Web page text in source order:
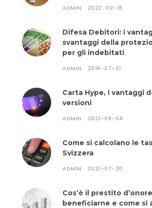
ADMIN 2022-02-18
Difesa Debitori: i
svantaggi della
per gli indebitati
ADMIN 2016-07-21
Carta Hype, i vantaggi
versioni
ADMIN 2021-08-04
Come si calcolano le
Svizzera
ADMIN 2021-07-20
Cos’è il prestito
beneficiarne e come si